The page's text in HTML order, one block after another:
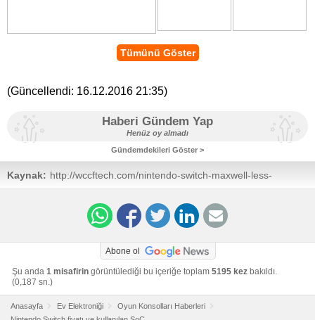
Tümünü Göster
(Güncellendi: 16.12.2016 21:35)
Haberi Gündem Yap
Henüz oy almadı
Gündemdekileri Göster >
Kaynak: http://wccftech.com/nintendo-switch-maxwell-less-
powerful-ps4/
Abone ol
Şu anda 1 misafirin görüntülediği bu içeriğe toplam 5195 kez bakıldı.
(0,187 sn.)
Anasayfa Ev Elektroniği
Oyun Konsolları Haberleri